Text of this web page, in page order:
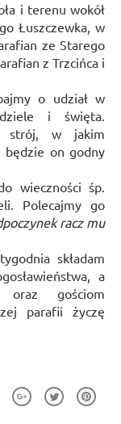
i terenu wokół
Łuszczewka, w
ze Starego
z Trzcińca i
o udział w
i święta.
strój, w jakim
będzie on godny
wieczności śp.
Polecajmy go
racz mu
składam
a
oraz gościom
parafii życzę